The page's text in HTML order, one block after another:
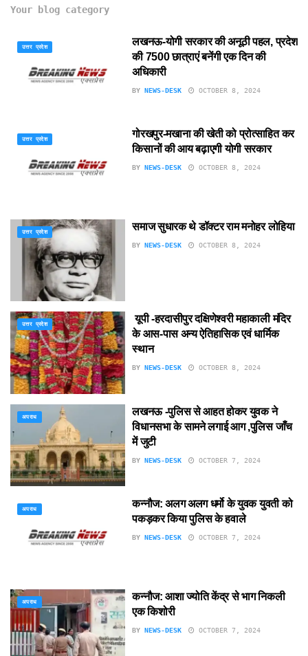
Your blog category
उत्तर प्रदेश
लखनऊ-योगी सरकार की अनूठी पहल, प्रदेश
की 7500 छात्राएं बनेंगी एक दिन की
अधिकारी
BY NEWS-DESK OCTOBER 8, 2024
उत्तर प्रदेश
गोरखपुर-मखाना की खेती को प्रोत्साहित कर
किसानों की आय बढ़ाएगी योगी सरकार
BY NEWS-DESK OCTOBER 8, 2024
उत्तर प्रदेश समाज सुधारक थे डॉक्टर राम मनोहर लोहिया
BY NEWS-DESK OCTOBER 8, 2024
उत्तर प्रदेश
यूपी -हरदासीपुर दक्षिणेश्वरी महाकाली मंदिर
के आस-पास अन्य ऐतिहासिक एवं धार्मिक
स्थान
BY NEWS-DESK OCTOBER 8, 2024
अपराध
लखनऊ -पुलिस से आहत होकर युवक ने
विधानसभा के सामने लगाई आग ,पुलिस जाँच
में जुटी
BY NEWS-DESK OCTOBER 7, 2024
अपराध
कन्नौज: अलग अलग धर्मो के युवक युवती को
पकड़कर किया पुलिस के हवाले
BY NEWS-DESK OCTOBER 7, 2024
अपराध
कन्नौज: आशा ज्योति केंद्र से भाग निकली
एक किशोरी
BY NEWS-DESK OCTOBER 7, 2024